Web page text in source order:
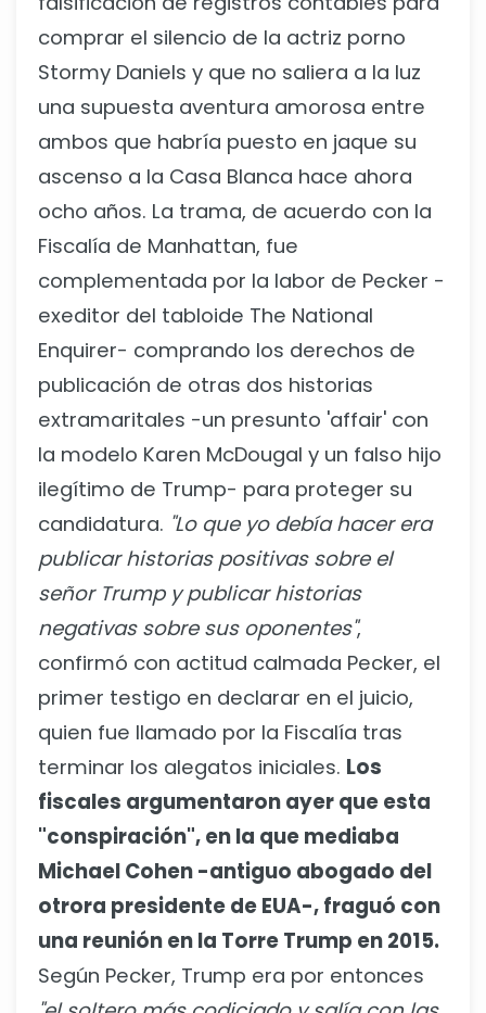
comprar el silencio de la actriz porno
Stormy Daniels y que no saliera a la luz
una supuesta aventura amorosa entre
ambos que habría puesto en jaque su
ascenso a la Casa Blanca hace ahora
ocho años. La trama, de acuerdo con la
Fiscalía de Manhattan, fue
complementada por la labor de Pecker -
exeditor del tabloide The National
Enquirer- comprando los derechos de
publicación de otras dos historias
extramaritales -un presunto 'affair' con
la modelo Karen McDougal y un falso hijo
ilegítimo de Trump- para proteger su
candidatura. "Lo que yo debía hacer era
publicar historias positivas sobre el
señor Trump y publicar historias
negativas sobre sus oponentes",
confirmó con actitud calmada Pecker, el
primer testigo en declarar en el juicio,
quien fue llamado por la Fiscalía tras
terminar los alegatos iniciales. Los
fiscales argumentaron ayer que esta
"conspiración", en la que mediaba
Michael Cohen -antiguo abogado del
otrora presidente de EUA-, fraguó con
una reunión en la Torre Trump en 2015.
Según Pecker, Trump era por entonces